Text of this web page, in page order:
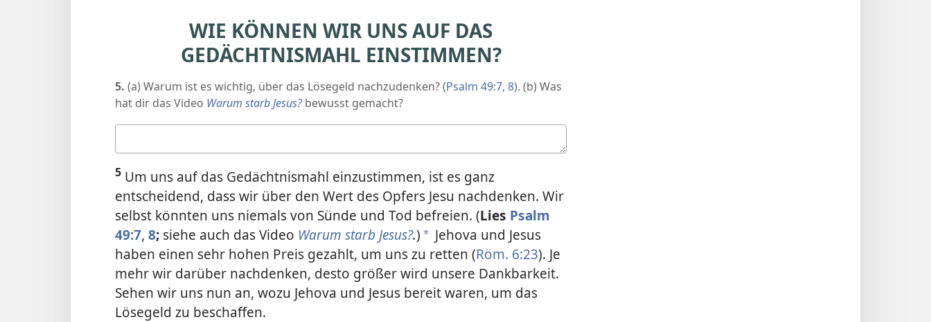
WIE KÖNNEN WIR UNS AUF DAS
GEDÄCHTNISMAHL EINSTIMMEN?
5. (a) Warum ist es wichtig, über das Lösegeld nachzudenken? (Psalm 49:7, 8). (b) Was
hat dir das Video Warum starb Jesus?bewusst gemacht?
Antworten
5 Um uns auf das Gedächtnismahl einzustimmen, ist es ganz
entscheidend, dass wir über den Wert des Opfers Jesu nachdenken. Wir
selbst könnten uns niemals von Sünde und Tod befreien. (Lies Psalm
49:7, 8; siehe auch das Video Warum starb Jesus?.) a Jehova und Jesus
haben einen sehr hohen Preis gezahlt, um uns zu retten (Röm. 6:23). Je
mehr wir darüber nachdenken, desto größer wird unsere Dankbarkeit.
Sehen wir uns nun an, wozu Jehova und Jesus bereit waren, um das
Lösegeld zu beschaffen.